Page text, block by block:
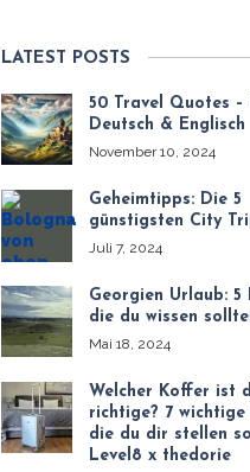
LATEST POSTS
50 Travel Quotes –
Deutsch & Englisch
November 10, 2024
Geheimtipps: Die 5
günstigsten City
Juli 7, 2024
Georgien Urlaub: 5
die du wissen
Mai 18, 2024
Welcher Koffer ist
richtige? 7 wichtige
die du dir stellen
Level8 x thedorie